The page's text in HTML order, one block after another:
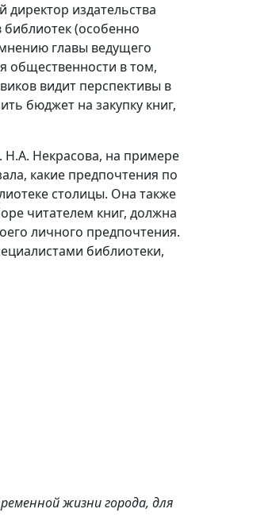
директор издательства
(особенно
главы ведущего
общественности в том,
видит перспективы в
бюджет на закупку книг,
Н.А. Некрасова, на примере
какие предпочтения по
столицы. Она также
читателем книг, должна
личного предпочтения.
библиотеки,
жизни города, для